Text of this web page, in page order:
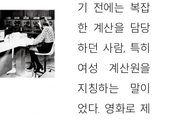
기 전에는 복잡
한 계산을 담당
하던 사람, 특히
여성 계산원을
지칭하는 말이
었다. 영화로 제